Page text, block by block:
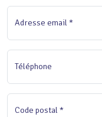
Adresse email *
Téléphone
Code postal *